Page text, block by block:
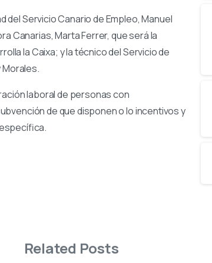
del Servicio Canario de Empleo, Manuel
Canarias, Marta Ferrer, que será la
la Caixa; y la técnico del Servicio de
Morales.
laboral de personas con
de que disponen o lo incentivos y
Related Posts